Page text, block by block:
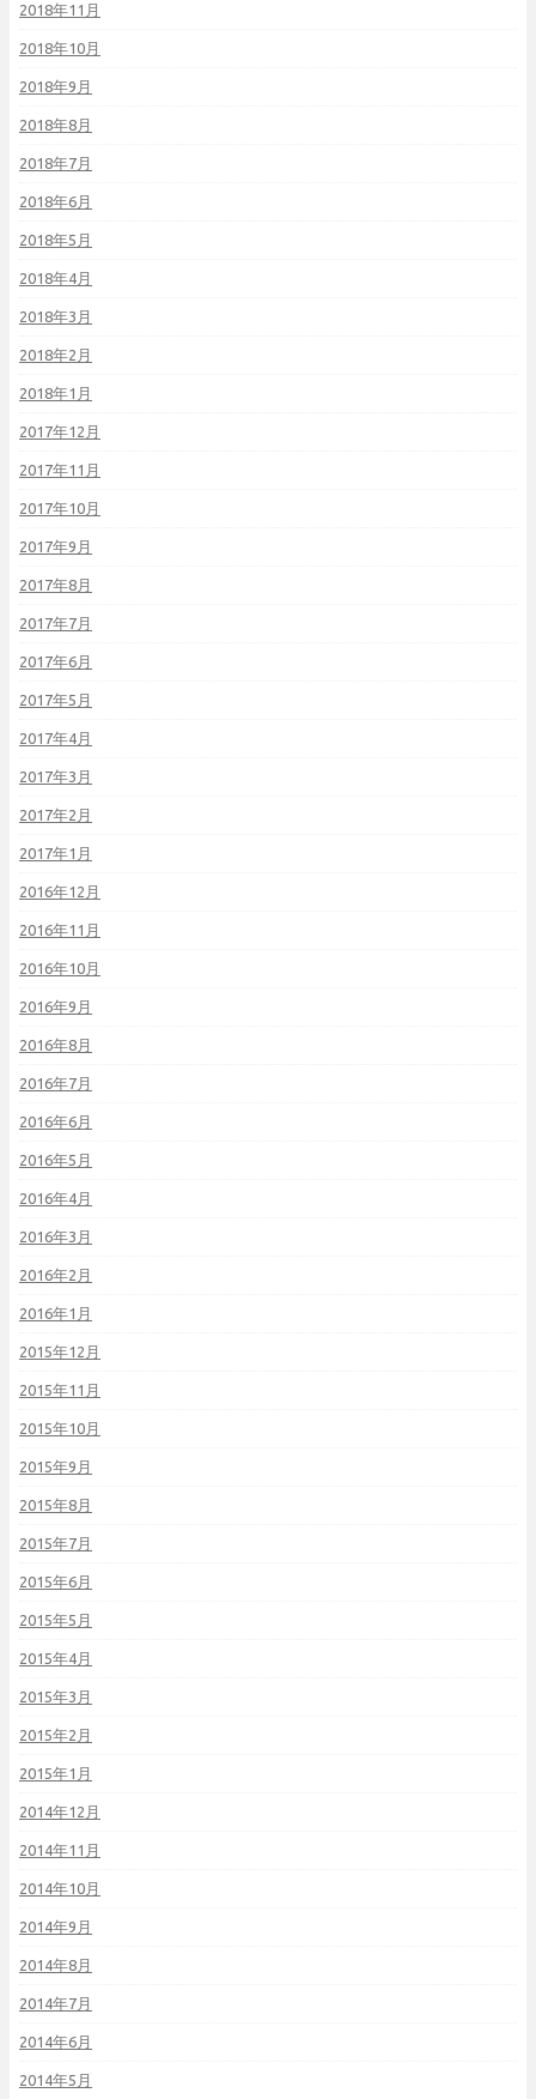
2018年11月
2018年10月
2018年9月
2018年8月
2018年7月
2018年6月
2018年5月
2018年4月
2018年3月
2018年2月
2018年1月
2017年12月
2017年11月
2017年10月
2017年9月
2017年8月
2017年7月
2017年6月
2017年5月
2017年4月
2017年3月
2017年2月
2017年1月
2016年12月
2016年11月
2016年10月
2016年9月
2016年8月
2016年7月
2016年6月
2016年5月
2016年4月
2016年3月
2016年2月
2016年1月
2015年12月
2015年11月
2015年10月
2015年9月
2015年8月
2015年7月
2015年6月
2015年5月
2015年4月
2015年3月
2015年2月
2015年1月
2014年12月
2014年11月
2014年10月
2014年9月
2014年8月
2014年7月
2014年6月
2014年5月